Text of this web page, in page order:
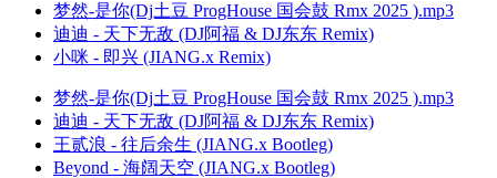
梦然-是你(Dj土豆 ProgHouse 国会鼓 Rmx 2025 ).mp3
迪迪 - 天下无敌 (DJ阿福 & DJ东东 Remix)
小咪 - 即兴 (JIANG.x Remix)
梦然-是你(Dj土豆 ProgHouse 国会鼓 Rmx 2025 ).mp3
迪迪 - 天下无敌 (DJ阿福 & DJ东东 Remix)
王贰浪 - 往后余生 (JIANG.x Bootleg)
Beyond - 海阔天空 (JIANG.x Bootleg)